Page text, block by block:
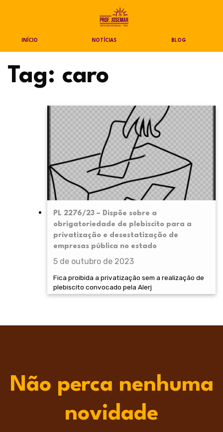
INÍCIO NOTÍCIAS BLOG
Tag: caro
PL 2276/23 – Dispõe sobre a
obrigatoriedade de plebiscito para a
privatização e desestatização de
empresas pública no estado
5 de outubro de 2023
Fica proibida a privatização sem a realização de
plebiscito convocado pela Alerj
Não perca nenhuma
novidade